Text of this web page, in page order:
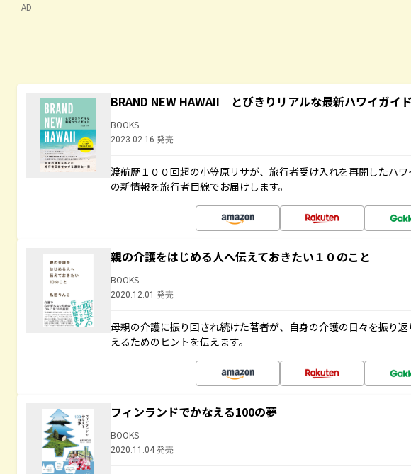
AD
BRAND NEW HAWAII とびきりリアルな最新ハワイガイド
BOOKS
2023.02.16 発売
渡航歴１００回超の小笠原リサが、旅行者受け入れを再開したハ
の新情報を旅行者目線でお届けします。
親の介護をはじめる人へ伝えておきたい１０のこと
BOOKS
2020.12.01 発売
母親の介護に振り回され続けた著者が、自身の介護の日々を振り
えるためのヒントを伝えます。
フィンランドでかなえる100の夢
BOOKS
2020.11.04 発売